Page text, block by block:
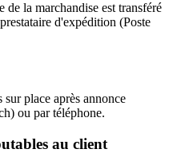
la marchandise est transféré
d'expédition (Poste
place après annonce
ou par téléphone.
au client